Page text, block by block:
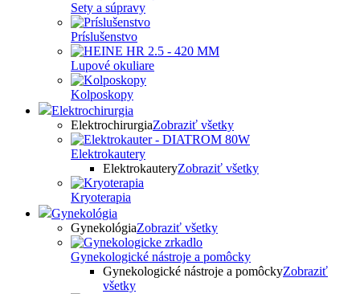
Sety a súpravy
Príslušenstvo
Lupové okuliare
Kolposkopy
Elektrochirurgia
ElektrochirurgiaZobraziť všetky
Elektrokautery
ElektrokauteryZobraziť všetky
Kryoterapia
Gynekológia
GynekológiaZobraziť všetky
Gynekologické nástroje a pomôcky
Gynekologické nástroje a pomôckyZobraziť
všetky